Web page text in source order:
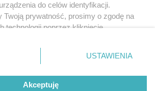
O nas
do celów identyfikacji.
Twoją prywatność, prosimy o zgodę na
technologii poprzez kliknięcie
przycisk ustawień prywatności
dolnym rogu strony
danych nie wymagają zgody
prawo sprzeciwić się takiemu
USTAWIENIA
Akceptuję